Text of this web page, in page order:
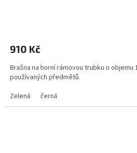
910 Kč
Brašna na horní rámovou trubku o objemu
používaných předmětů.
Zelená
černá